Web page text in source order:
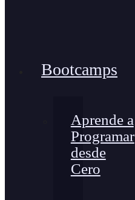
Bootcamps
Aprende a
Programar
desde
Cero